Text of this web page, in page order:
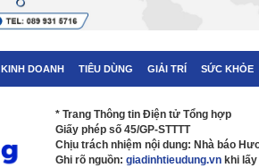
KINH DOANH TIÊU DÙNG GIẢI TRÍ SỨC KHỎE
* Trang Thông tin Điện tử Tổng hợp
Giấy phép số 45/GP-STTTT
Chịu trách nhiệm nội dung: Nhà báo
Ghi rõ nguồn: giadinhtieudung.vn khi